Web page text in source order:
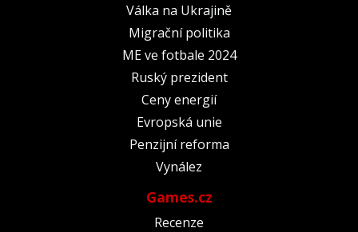
Válka na Ukrajině
Migrační politika
ME ve fotbale 2024
Ruský prezident
Ceny energií
Evropská unie
Penzijní reforma
Vynález
Games.cz
Recenze